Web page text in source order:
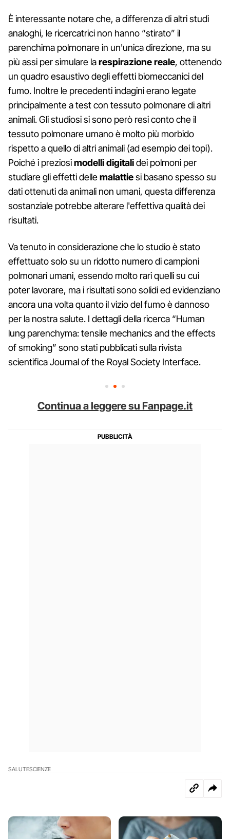
È interessante notare che, a differenza di altri studi
analoghi, le ricercatrici non hanno “stirato” il
parenchima polmonare in un'unica direzione, ma su
più assi per simulare larespirazione reale, ottenendo
un quadro esaustivo degli effetti biomeccanici del
fumo. Inoltre le precedenti indagini erano legate
principalmente a test con tessuto polmonare di altri
animali. Gli studiosi si sono però resi conto che il
tessuto polmonare umano è molto più morbido
rispetto a quello di altri animali (ad esempio dei topi).
Poiché i preziosimodelli digitalidei polmoni per
studiare gli effetti dellemalattiesi basano spesso su
dati ottenuti da animali non umani, questa differenza
sostanziale potrebbe alterare l'effettiva qualità dei
risultati.
Va tenuto in considerazione che lo studio è stato
effettuato solo su un ridotto numero di campioni
polmonari umani, essendo molto rari quelli su cui
poter lavorare, ma i risultati sono solidi ed evidenziano
ancora una volta quanto il vizio del fumo è dannoso
per la nostra salute. I dettagli della ricerca “Human
lung parenchyma: tensile mechanics and the effects
of smoking” sono stati pubblicati sulla rivista
scientifica Journal of the Royal Society Interface.
Continua a leggere su Fanpage.it
SALUTESCIENZE